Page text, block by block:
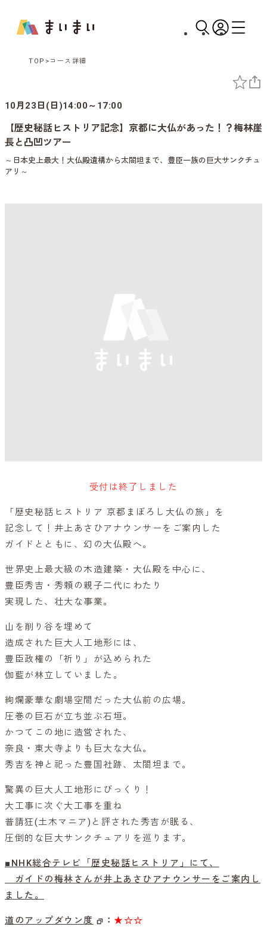
TOP コース詳細
10月23日(日)14:00～17:00
【歴史秘話ヒストリア記念】京都に大仏があった！？梅林崖
長と凸凹ツアー
～日本史上最大！大仏殿遺構から太閤坦まで、豊臣一族の巨大サンクチュ
アリ～
受付は終了しました
「歴史秘話ヒストリア 京都まぼろし大仏の旅」を
記念して！井上あさひアナウンサーをご案内した
ガイドとともに、幻の大仏殿へ。
世界史上最大級の木造建築・大仏殿を中心に、
豊臣秀吉・秀頼の親子二代にわたり
実現した、壮大な事業。
山を削り谷を埋めて
造成された巨大人工地形には、
豊臣政権の「祈り」が込められた
伽藍が林立していました。
絢爛豪華な劇場空間だった大仏前の広場。
圧巻の巨石が立ち並ぶ石垣。
かつてこの地に造営された、
奈良・東大寺よりも巨大な大仏。
秀吉を神と祀った豊国社跡、太閤坦まで。
驚異の巨大人工地形にびっくり！
大工事に次ぐ大工事を重ね
普請狂(土木マニア)と評された秀吉が眠る、
圧倒的な巨大サンクチュアリを巡ります。
■NHK総合テレビ「歴史秘話ヒストリア」にて、
ガイドの梅林さんが井上あさひアナウンサーをご案内し
ました。
道のアップダウン度 ： ★☆☆